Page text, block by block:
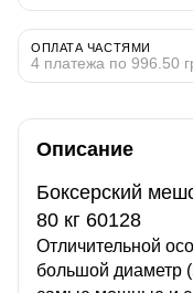
ОПЛАТА ЧАСТЯМИ
4 платежа по 996.50
Описание
Боксерский
80 кг 60128
Отличительной
большой диаметр